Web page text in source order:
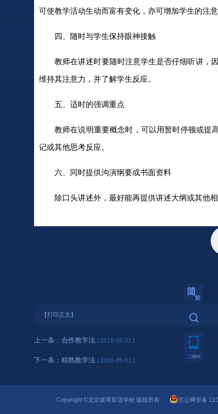
可使教学活动生动而富有变化，亦可增加学生的注
四、随时与学生保持眼神接触
教师在讲述时要随时注意学生是否仔细听讲，
维持其注意力，并了解学生反应。
五、适时的强调重点
教师在说明重要概念时，可以用暂时停顿或提
记或其他思考反应。
六、同时提供沟演纲要或书面资料
除口头讲述外，最好能再提供讲述大纲或其他
【打印正文】
上一条： 合作教学法 [ 2016-05-01 ]
下一条： 精熟教学法 [ 2016-05-01 ]
Copyright ©北京拔萃双语学校 版权所有 京公网安备
繁體
二维码